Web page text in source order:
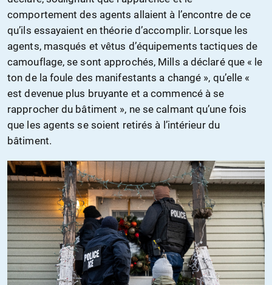
comportement des agents allaient à l’encontre de ce
qu’ils essayaient en théorie d’accomplir. Lorsque les
agents, masqués et vêtus d’équipements tactiques de
camouflage, se sont approchés, Mills a déclaré que « le
ton de la foule des manifestants a changé », qu’elle «
est devenue plus bruyante et a commencé à se
rapprocher du bâtiment », ne se calmant qu’une fois
que les agents se soient retirés à l’intérieur du
bâtiment.